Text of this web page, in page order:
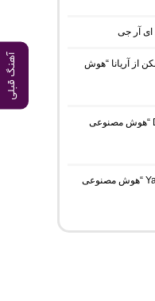
آهنگ قبلی
ای آر جی
از آریانا “هوش
دانلود آهنگ Dawet a Kurda از Delal “هوش مصنوعی
دانلود آهنگ Yavaş Yavaş Derin Derin “هوش مصنوعی